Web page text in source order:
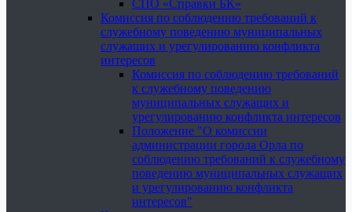
СПО «Справки БК»
Комиссия по соблюдению требований к
служебному поведению муниципальных
служащих и урегулированию конфликта
интересов
Комиссия по соблюдению требований
к служебному поведению
муниципальных служащих и
урегулированию конфликта интересов
Положение "О комиссии
администрации города Орла по
соблюдению требований к служебному
поведению муниципальных служащих
и урегулированию конфликта
интересов"